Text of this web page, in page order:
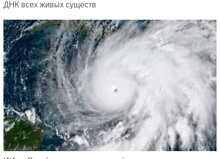
ДНК всех живых существ